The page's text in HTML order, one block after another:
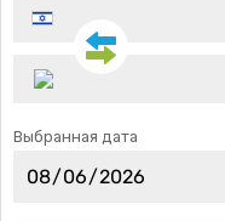
Выбранная дата